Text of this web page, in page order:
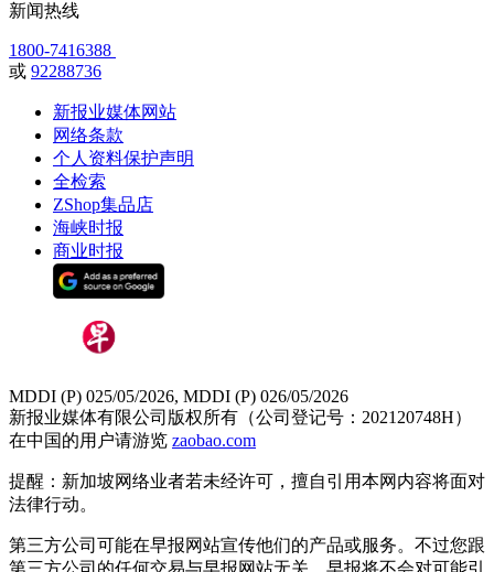
新闻热线
1800-7416388
或 92288736
新报业媒体网站
网络条款
个人资料保护声明
全检索
ZShop集品店
海峡时报
商业时报
MDDI (P) 025/05/2026, MDDI (P) 026/05/2026
新报业媒体有限公司版权所有（公司登记号：202120748H）
在中国的用户请游览 zaobao.com
提醒：新加坡网络业者若未经许可，擅自引用本网内容将面对
法律行动。
第三方公司可能在早报网站宣传他们的产品或服务。不过您跟